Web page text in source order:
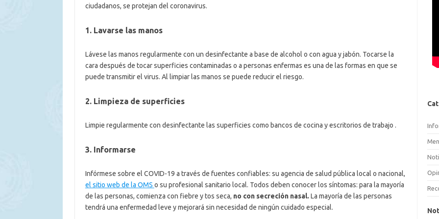
ciudadanos, se protejan del coronavirus.
1. Lavarse las manos
Lávese las manos regularmente con un desinfectante a base de alcohol o con agua y jabón. Tocarse la
cara después de tocar superficies contaminadas o a personas enfermas es una de las formas en que se
puede transmitir el virus. Al limpiar las manos se puede reducir el riesgo.
2. Limpieza de superficies
Limpie regularmente con desinfectante las superficies como bancos de cocina y escritorios de trabajo .
3. Informarse
Infórmese sobre el COVID-19 a través de fuentes confiables: su agencia de salud pública local o nacional,
el sitio web de la OMS o su profesional sanitario local. Todos deben conocer los síntomas: para la mayoría
de las personas, comienza con fiebre y tos seca, no con secreción nasal. La mayoría de las personas
tendrá una enfermedad leve y mejorará sin necesidad de ningún cuidado especial.